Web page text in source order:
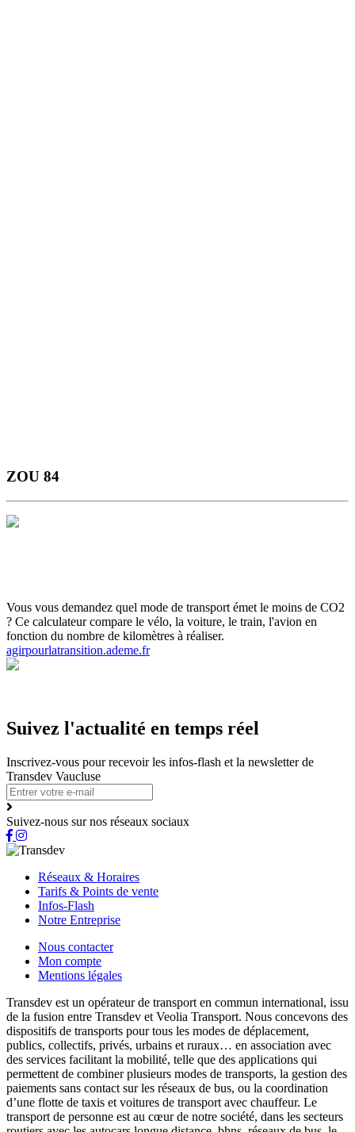
ZOU 84
Vous vous demandez quel mode de transport émet le moins de CO2
? Ce calculateur compare le vélo, la voiture, le train, l'avion en
fonction du nombre de kilomètres à réaliser.
agirpourlatransition.ademe.fr
Suivez l'actualité en temps réel
Inscrivez-vous pour recevoir les infos-flash et la newsletter de
Transdev Vaucluse
Suivez-nous sur nos réseaux sociaux
Réseaux & Horaires
Tarifs & Points de vente
Infos-Flash
Notre Entreprise
Nous contacter
Mon compte
Mentions légales
Transdev est un opérateur de transport en commun international, issu
de la fusion entre Transdev et Veolia Transport. Nous concevons des
dispositifs de transports pour tous les modes de déplacement,
publics, collectifs, privés, urbains et ruraux… en association avec
des services facilitant la mobilité, telle que des applications qui
permettent de combiner plusieurs modes de transports, la gestion des
paiements sans contact sur les réseaux de bus, ou la coordination
d’une flotte de taxis et voitures de transport avec chauffeur. Le
transport de personne est au cœur de notre société, dans les secteurs